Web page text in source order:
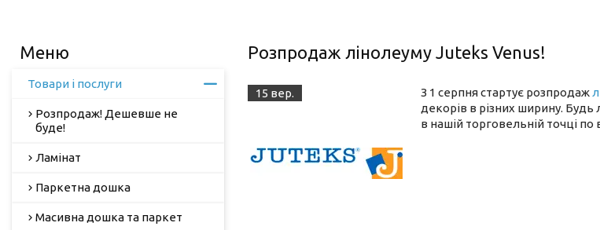
Розпродаж лінолеуму Juteks Venus!
15 вер. З 1 серпня стартує розпродаж
декорів в різних ширину.
в нашій торговельній точці по
Товари і послуги
Розпродаж! Дешевше не
буде!
Ламінат
Паркетна дошка
Масивна дошка та паркет